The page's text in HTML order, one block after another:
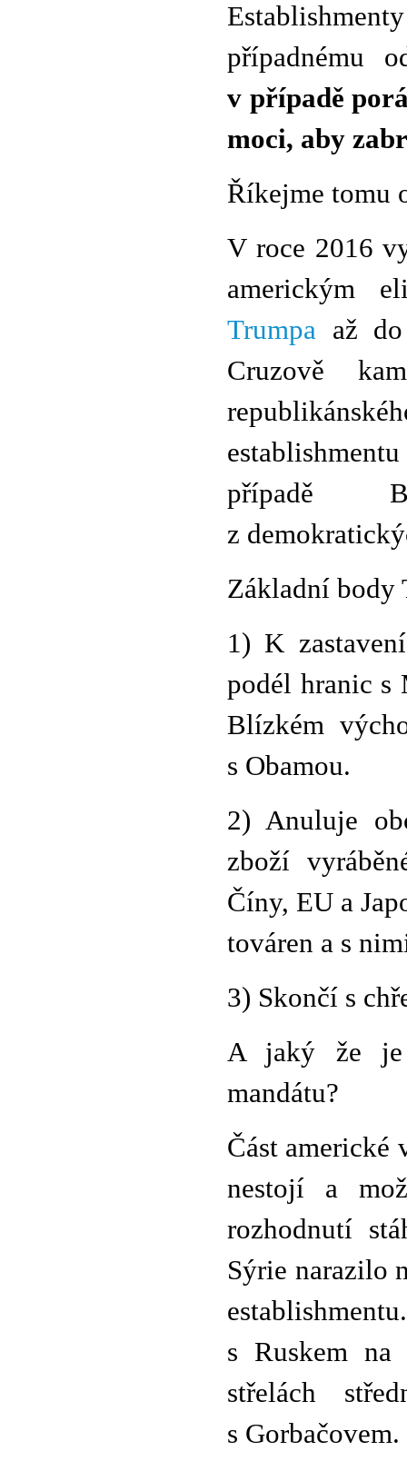
případnému
v případě
moci, aby
Říkejme tomu
V roce 2016
americkým
Trumpa až
Cruzově
případě
z
Základní body
1) K
podél hranic s
Blízkém
s Obamou.
2) Anuluje
zboží
Číny, EU a
továren a s
3) Skončí s
A jaký že je
mandátu?
Část americké
nestojí a
rozhodnutí
Sýrie narazilo
s Ruskem
střelách
s Gorbačovem.